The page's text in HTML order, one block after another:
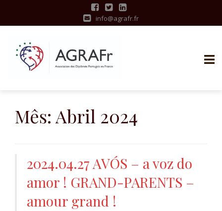
info@agrafr.fr
Mês: Abril 2024
2024.04.27 AVÓS – a voz do
amor ! GRAND-PARENTS –
amour grand !